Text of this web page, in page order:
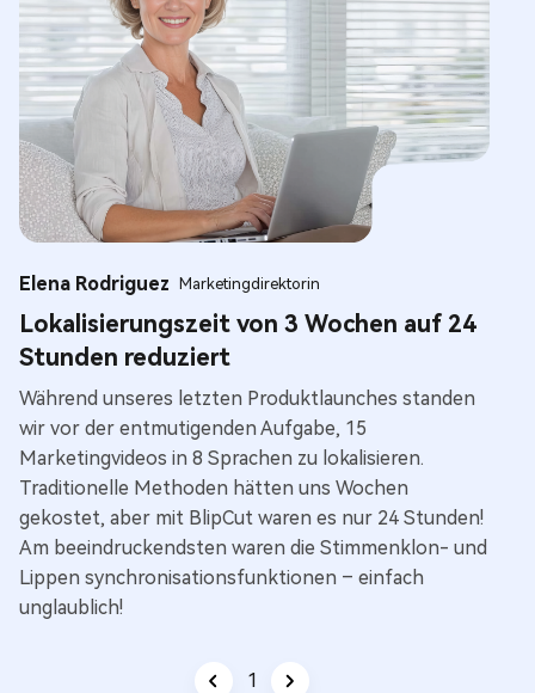
Elena Rodriguez Marketingdirektorin
Lokalisierungszeit von 3 Wochen auf 24
Stunden reduziert
Während unseres letzten Produktlaunches standen
wir vor der entmutigenden Aufgabe, 15
Marketingvideos in 8 Sprachen zu lokalisieren.
Traditionelle Methoden hätten uns Wochen
gekostet, aber mit BlipCut waren es nur 24 Stunden!
Am beeindruckendsten waren die Stimmenklon- und
Lippen synchronisationsfunktionen – einfach
unglaublich!
1